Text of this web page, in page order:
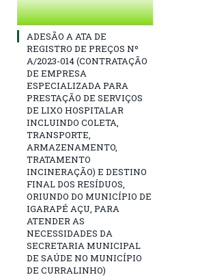
ADESÃO A ATA DE
REGISTRO DE PREÇOS Nº
A/2023-014 (CONTRATAÇÃO
DE EMPRESA
ESPECIALIZADA PARA
PRESTAÇÃO DE SERVIÇOS
DE LIXO HOSPITALAR
INCLUINDO COLETA,
TRANSPORTE,
ARMAZENAMENTO,
TRATAMENTO
INCINERAÇÃO) E DESTINO
FINAL DOS RESÍDUOS,
ORIUNDO DO MUNICÍPIO DE
IGARAPÉ AÇU, PARA
ATENDER AS
NECESSIDADES DA
SECRETARIA MUNICIPAL
DE SAÚDE NO MUNICÍPIO
DE CURRALINHO)